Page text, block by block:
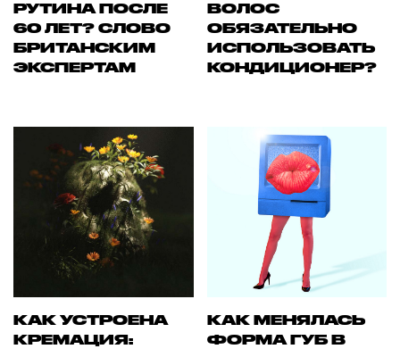
РУТИНА ПОСЛЕ
60 ЛЕТ? СЛОВО
БРИТАНСКИМ
ЭКСПЕРТАМ
ВОЛОС
ОБЯЗАТЕЛЬНО
ИСПОЛЬЗОВАТЬ
КОНДИЦИОНЕР?
КАК УСТРОЕНА
КРЕМАЦИЯ:
КАК МЕНЯЛАСЬ
ФОРМА ГУБ В